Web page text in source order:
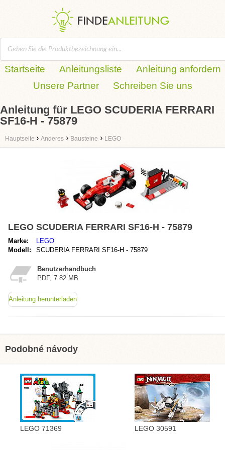
Startseite Anleitungsliste
Anleitung anfordern
Unsere Partner
Schreiben Sie uns
Anleitung für LEGO SCUDERIA FERRARI
SF16-H - 75879
Hauptseite › Anderes › Bausteine › LEGO
LEGO SCUDERIA FERRARI SF16-H - 75879
Marke:
LEGO
Modell:
SCUDERIA FERRARI SF16-H - 75879
Benutzerhandbuch
PDF, 7.82 MB
Anleitung herunterladen
Podobné návody
LEGO 71369 LEGO 30591